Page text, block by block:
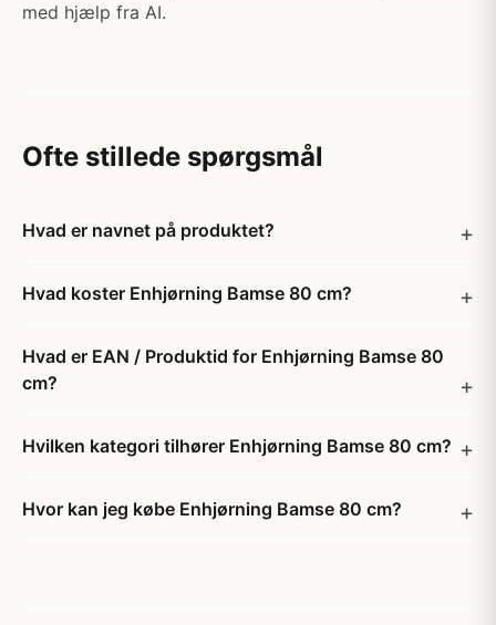
med hjælp fra AI.
Ofte stillede spørgsmål
Hvad er navnet på produktet?
Hvad koster Enhjørning Bamse 80 cm?
Hvad er EAN / Produktid for Enhjørning Bamse 80
cm?
Hvilken kategori tilhører Enhjørning Bamse 80 cm?
Hvor kan jeg købe Enhjørning Bamse 80 cm?